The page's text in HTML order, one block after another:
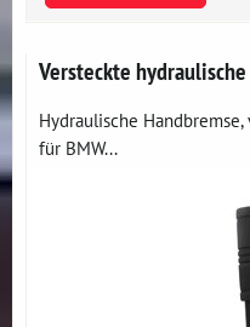
Versteckte
Hydraulische
für BMW...